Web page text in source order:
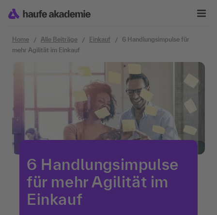
Home Alle Beiträge Einkauf
6 Handlungsimpulse für
mehr Agilität im Einkauf
6 Handlungsimpulse
für mehr Agilität im
Einkauf